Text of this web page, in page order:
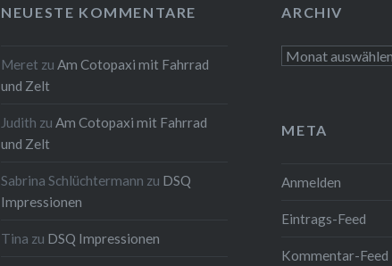
NEUESTE KOMMENTARE
Meret zuAm Cotopaxi mit Fahrrad
und Zelt
Judith zuAm Cotopaxi mit Fahrrad
und Zelt
Sabrina Schlüchtermann zu DSQ
Impressionen
Tina zu DSQ Impressionen
ARCHIV
Archiv
META
Anmelden
Eintrags-Feed
Kommentar-Feed